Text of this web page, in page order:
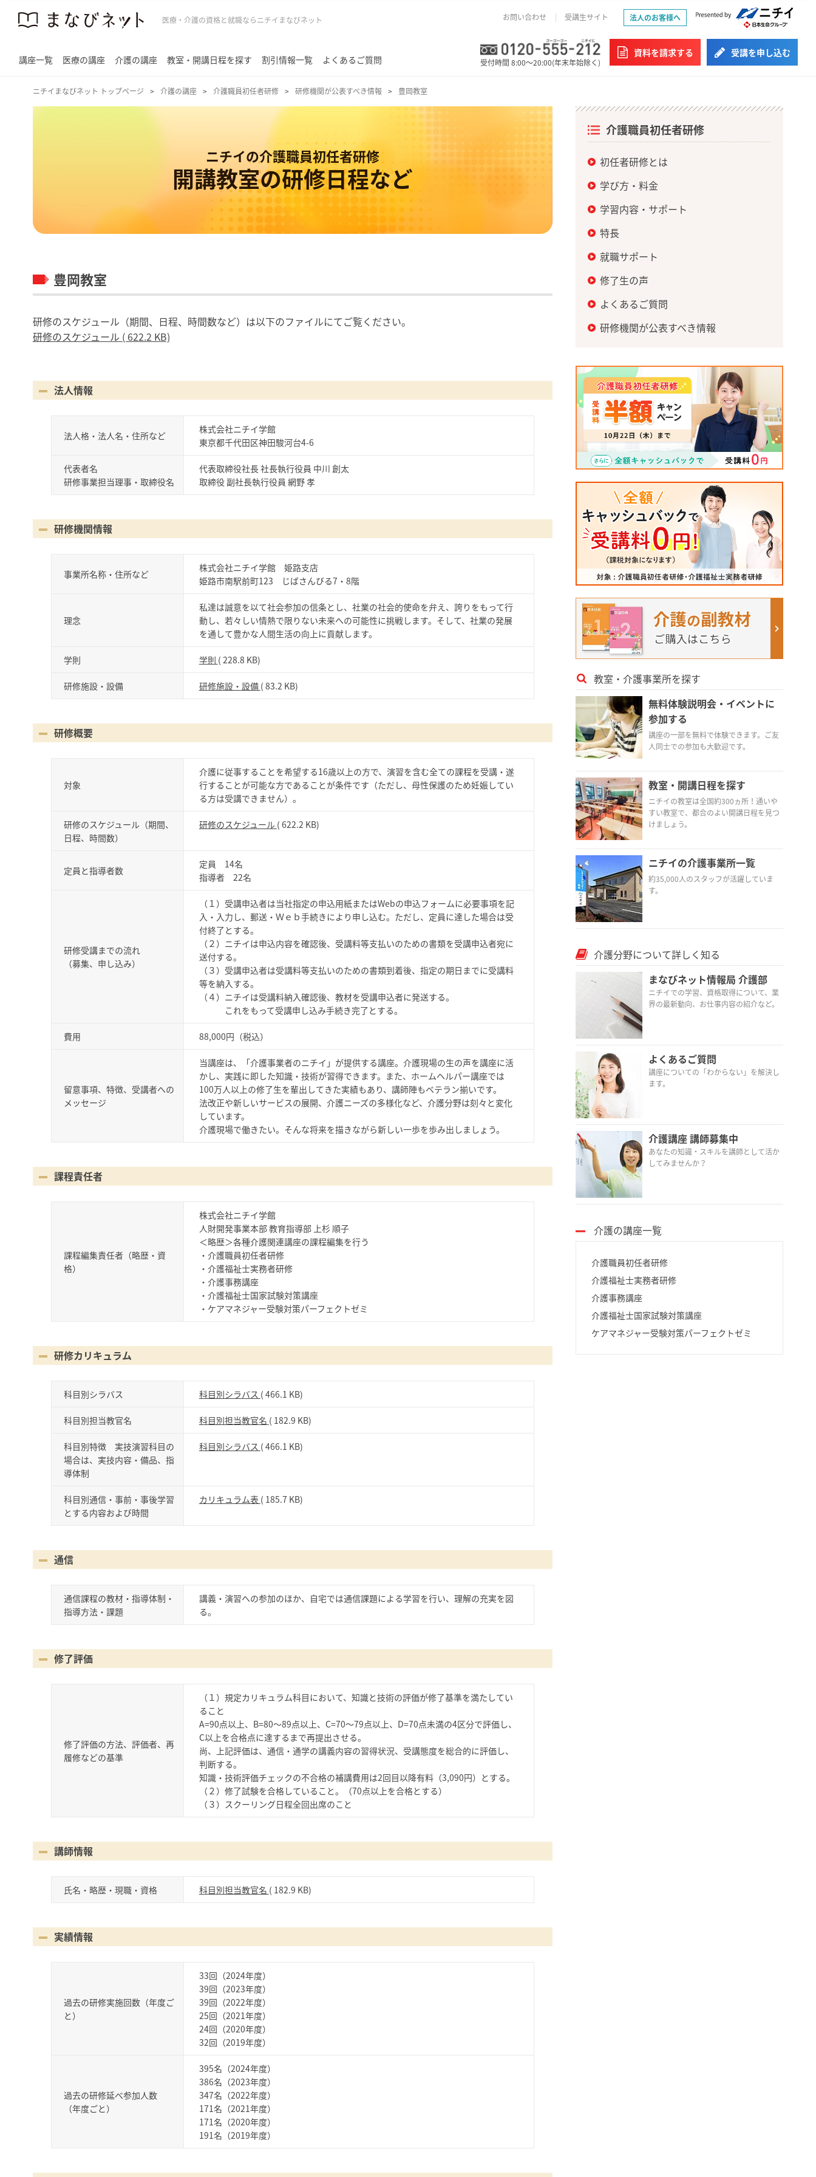
医療・介護の資格と就職ならニチイまなびネット お問い合わせ 受講生サイト 法人のお客様へ
講座一覧 医療の講座 介護の講座 教室・開講日程を探す 割引情報一覧 よくあるご質問 受付時間 8:00～20:00(年末年始除く)
資料を請求する 受講を申し込む
ニチイまなびネット トップページ 介護の講座 介護職員初任者研修 研修機関が公表すべき情報 豊岡教室
ニチイの介護職員初任者研修
開講教室の研修日程など
豊岡教室
研修のスケジュール（期間、日程、時間数など）は以下のファイルにてご覧ください。
研修のスケジュール ( 622.2 KB)
法人情報
法人格・法人名・住所など
株式会社ニチイ学館
東京都千代田区神田駿河台4-6
代表者名
研修事業担当理事・取締役名
代表取締役社長 社長執行役員 中川 創太
取締役 副社長執行役員 網野 孝
研修機関情報
事業所名称・住所など
株式会社ニチイ学館 姫路支店
姫路市南駅前町123 じばさんびる7・8階
理念
私達は誠意を以て社会参加の信条とし、社業の社会的使命を弁え、誇りをもって行
動し、若々しい情熱で限りない未来への可能性に挑戦します。そして、社業の発展
を通して豊かな人間生活の向上に貢献します。
学則 学則 ( 228.8 KB)
研修施設・設備 研修施設・設備 ( 83.2 KB)
研修概要
対象
介護に従事することを希望する16歳以上の方で、演習を含む全ての課程を受講・遂
行することが可能な方であることが条件です（ただし、母性保護のため妊娠してい
る方は受講できません）。
研修のスケジュール（期間、
日程、時間数）
研修のスケジュール ( 622.2 KB)
定員と指導者数
定員 14名
指導者 22名
研修受講までの流れ
（募集、申し込み）
（１）受講申込者は当社指定の申込用紙またはWebの申込フォームに必要事項を記
入・入力し、郵送・Ｗｅｂ手続きにより申し込む。ただし、定員に達した場合は受
付終了とする。
（２）ニチイは申込内容を確認後、受講料等支払いのための書類を受講申込者宛に
送付する。
（３）受講申込者は受講料等支払いのための書類到着後、指定の期日までに受講料
等を納入する。
（４）ニチイは受講料納入確認後、教材を受講申込者に発送する。
これをもって受講申し込み手続き完了とする。
費用 88,000円（税込）
留意事項、特徴、受講者への
メッセージ
当講座は、「介護事業者のニチイ」が提供する講座。介護現場の生の声を講座に活
かし、実践に即した知識・技術が習得できます。また、ホームヘルパー講座では
100万人以上の修了生を輩出してきた実績もあり、講師陣もベテラン揃いです。
法改正や新しいサービスの展開、介護ニーズの多様化など、介護分野は刻々と変化
しています。
介護現場で働きたい。そんな将来を描きながら新しい一歩を歩み出しましょう。
課程責任者
課程編集責任者（略歴・資
格）
株式会社ニチイ学館
人財開発事業本部 教育指導部 上杉 順子
＜略歴＞各種介護関連講座の課程編集を行う
・介護職員初任者研修
・介護福祉士実務者研修
・介護事務講座
・介護福祉士国家試験対策講座
・ケアマネジャー受験対策パーフェクトゼミ
研修カリキュラム
科目別シラバス 科目別シラバス ( 466.1 KB)
科目別担当教官名 科目別担当教官名 ( 182.9 KB)
科目別特徴 実技演習科目の
場合は、実技内容・備品、指
導体制
科目別シラバス ( 466.1 KB)
科目別通信・事前・事後学習
とする内容および時間
カリキュラム表 ( 185.7 KB)
通信
通信課程の教材・指導体制・
指導方法・課題
講義・演習への参加のほか、自宅では通信課題による学習を行い、理解の充実を図
る。
修了評価
修了評価の方法、評価者、再
履修などの基準
（１）規定カリキュラム科目において、知識と技術の評価が修了基準を満たしてい
ること
A=90点以上、B=80～89点以上、C=70～79点以上、D=70点未満の4区分で評価し、
C以上を合格点に達するまで再提出させる。
尚、上記評価は、通信・通学の講義内容の習得状況、受講態度を総合的に評価し、
判断する。
知識・技術評価チェックの不合格の補講費用は2回目以降有料（3,090円）とする。
（２）修了試験を合格していること。（70点以上を合格とする）
（３）スクーリング日程全回出席のこと
講師情報
氏名・略歴・現職・資格 科目別担当教官名 ( 182.9 KB)
実績情報
過去の研修実施回数（年度ご
と）
33回（2024年度）
39回（2023年度）
39回（2022年度）
25回（2021年度）
24回（2020年度）
32回（2019年度）
過去の研修延べ参加人数
（年度ごと）
395名（2024年度）
386名（2023年度）
347名（2022年度）
171名（2021年度）
171名（2020年度）
191名（2019年度）
介護職員初任者研修
初任者研修とは
学び方・料金
学習内容・サポート
特長
就職サポート
修了生の声
よくあるご質問
研修機関が公表すべき情報
教室・介護事業所を探す
無料体験説明会・イベントに
参加する
講座の一部を無料で体験できます。ご友
人同士での参加も大歓迎です。
教室・開講日程を探す
ニチイの教室は全国約300ヵ所！通いや
すい教室で、都合のよい開講日程を見つ
けましょう。
ニチイの介護事業所一覧
約35,000人のスタッフが活躍していま
す。
介護分野について詳しく知る
まなびネット情報局 介護部
ニチイでの学習、資格取得について、業
界の最新動向、お仕事内容の紹介など。
よくあるご質問
講座についての「わからない」を解決し
ます。
介護講座 講師募集中
あなたの知識・スキルを講師として活か
してみませんか？
介護の講座一覧
介護職員初任者研修
介護福祉士実務者研修
介護事務講座
介護福祉士国家試験対策講座
ケアマネジャー受験対策パーフェクトゼミ